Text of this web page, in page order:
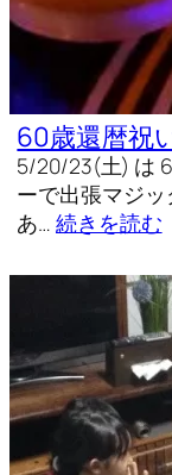
60歳還暦祝
5/20/23(土) は
ーで出張マジ
あ…続きを読む